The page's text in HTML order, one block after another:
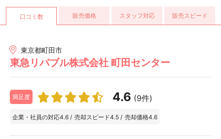
口コミ数 販売価格 スタッフ対応 販売スピード
東京都町田市
東急リバブル株式会社 町田センター
満足度 4.6 (9件)
企業・社員の対応4.6 / 売却スピード4.5 / 売却価格4.6